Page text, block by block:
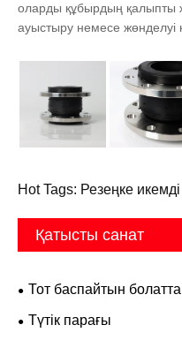
оларды құбырдың қалыпты
ауыстыру немесе жөнделуі
Hot Tags: Резеңке
Қатысты санат
Тот баспайтын
Түтік парағы